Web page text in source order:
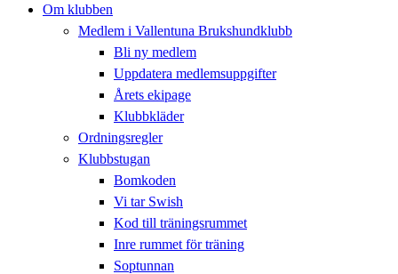
Om klubben
Medlem i Vallentuna Brukshundklubb
Bli ny medlem
Uppdatera medlemsuppgifter
Årets ekipage
Klubbkläder
Ordningsregler
Klubbstugan
Bomkoden
Vi tar Swish
Kod till träningsrummet
Inre rummet för träning
Soptunnan